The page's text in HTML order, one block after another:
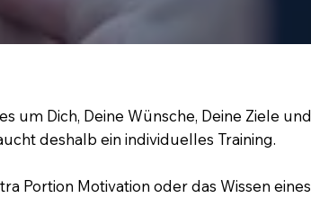
um Dich, Deine Wünsche, Deine Ziele
deshalb ein individuelles Training.
Portion Motivation oder das Wissen